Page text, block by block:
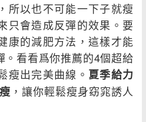
所以也不可能一下子就瘦
只會造成反彈的效果。要
康的減肥方法，這樣才能
。看看爲你推薦的4個超給
瘦出完美曲線。 夏季給力
，讓你輕鬆瘦身窈窕誘人